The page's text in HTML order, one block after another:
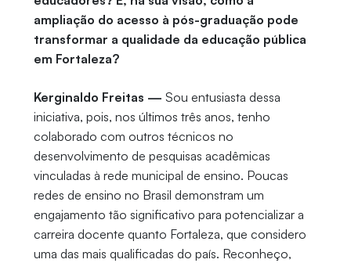
ampliação do acesso à pós-graduação pode
transformar a qualidade da educação pública
em Fortaleza?
Kerginaldo Freitas — Sou entusiasta dessa
iniciativa, pois, nos últimos três anos, tenho
colaborado com outros técnicos no
desenvolvimento de pesquisas acadêmicas
vinculadas à rede municipal de ensino. Poucas
redes de ensino no Brasil demonstram um
engajamento tão significativo para potencializar a
carreira docente quanto Fortaleza, que considero
uma das mais qualificadas do país. Reconheço,